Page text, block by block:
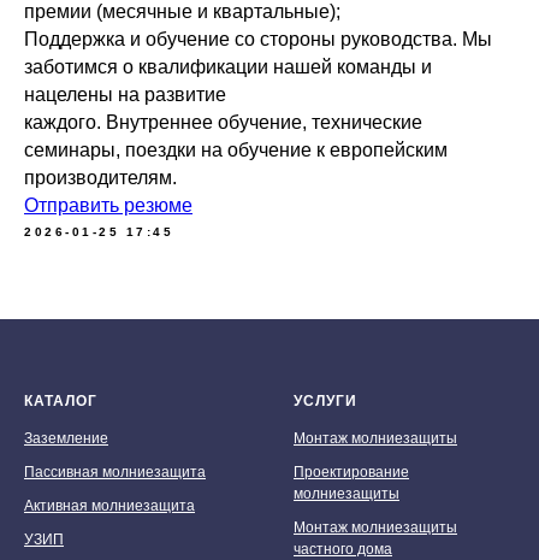
премии (месячные и квартальные);
Поддержка и обучение со стороны руководства. Мы
заботимся о квалификации нашей команды и
нацелены на развитие
каждого. Внутреннее обучение, технические
семинары, поездки на обучение к европейским
производителям.
Отправить резюме
2026-01-25 17:45
КАТАЛОГ
Заземление
Пассивная молниезащита
Активная молниезащита
УЗИП
УСЛУГИ
Монтаж молниезащиты
Проектирование
молниезащиты
Монтаж молниезащиты
частного дома